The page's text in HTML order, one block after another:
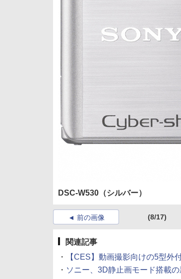
DSC-W530（シルバー）
前の画像 (8/17)
関連記事
・
【CES】動画撮影向けの5型外
・ ソニー、3D静止画モード搭載